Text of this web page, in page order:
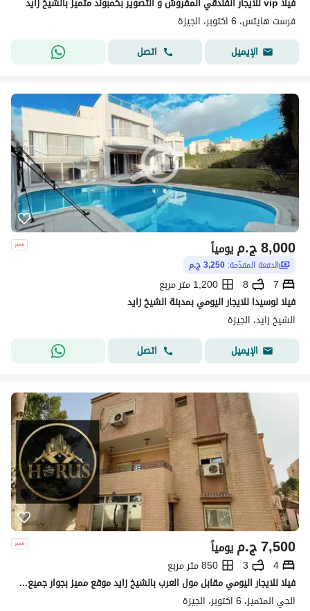
فرست هايتس، 6 اكتوبر، الجيزة
الإيميل
اتصل
ج.م8,000 يومياً
الدفعة المقدّمة: 3,250 ج.م
7
8
1,200 متر مربع
فيلا لوسيدا للايجار اليومي بمدبنة الشيخ زايد
الشيخ زايد، الجيزة
الإيميل
اتصل
ج.م7,500 يومياً
4
3
850 متر مربع
فيلا للايجار اليومي مقابل مول العرب بالشيخ زايد موقع مميز بجوار جميع الخدمات
الحي المتميز، 6 اكتوبر، الجيزة